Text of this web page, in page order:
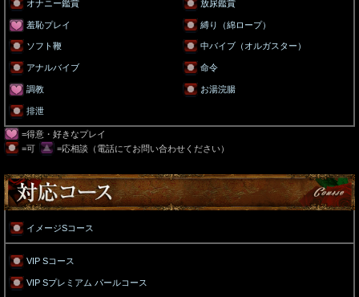
オナニー鑑賞 放尿鑑賞
羞恥プレイ 縛り（綿ロープ）
ソフト鞭 中バイブ（オルガスター）
アナルバイブ 命令
調教 お湯浣腸
排泄
=得意・好きなプレイ
=可
=応相談（電話にてお問い合わせください）
イメージSコース
VIP Sコース
VIP Sプレミアム パールコース